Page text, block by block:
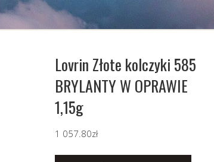
Lovrin Złote kolczyki 585
BRYLANTY W OPRAWIE
1,15g
1 057.80zł